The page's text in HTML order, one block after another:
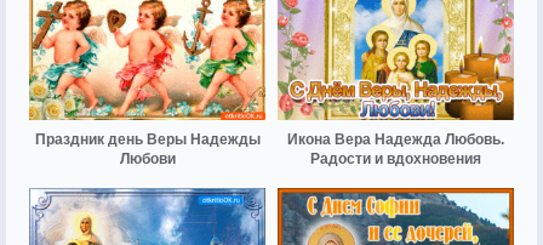
Праздник день Веры Надежды
Любови
Икона Вера Надежда Любовь.
Радости и вдохновения